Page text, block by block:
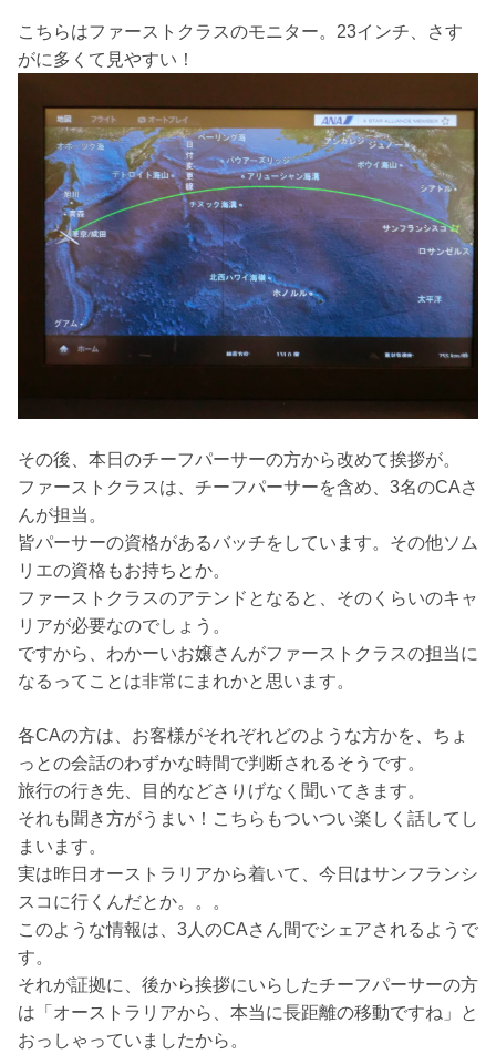
こちらはファーストクラスのモニター。23インチ、さす
がに多くて見やすい！
その後、本日のチーフパーサーの方から改めて挨拶が。
ファーストクラスは、チーフパーサーを含め、3名のCAさ
んが担当。
皆パーサーの資格があるバッチをしています。その他ソム
リエの資格もお持ちとか。
ファーストクラスのアテンドとなると、そのくらいのキャ
リアが必要なのでしょう。
ですから、わかーいお嬢さんがファーストクラスの担当に
なるってことは非常にまれかと思います。
各CAの方は、お客様がそれぞれどのような方かを、ちょ
っとの会話のわずかな時間で判断されるそうです。
旅行の行き先、目的などさりげなく聞いてきます。
それも聞き方がうまい！こちらもついつい楽しく話してし
まいます。
実は昨日オーストラリアから着いて、今日はサンフランシ
スコに行くんだとか。。。
このような情報は、3人のCAさん間でシェアされるようで
す。
それが証拠に、後から挨拶にいらしたチーフパーサーの方
は「オーストラリアから、本当に長距離の移動ですね」と
おっしゃっていましたから。